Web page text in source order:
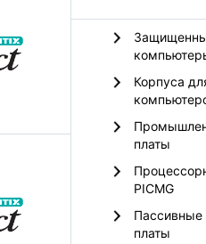
Корпуса
платы
PICMG
Пассивные
платы